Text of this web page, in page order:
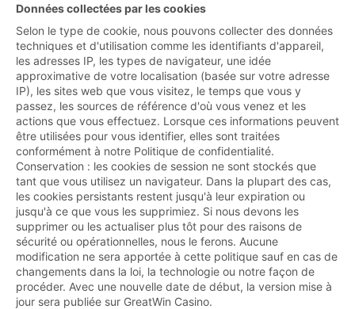
Données collectées par les cookies
Selon le type de cookie, nous pouvons collecter des données
techniques et d'utilisation comme les identifiants d'appareil,
les adresses IP, les types de navigateur, une idée
approximative de votre localisation (basée sur votre adresse
IP), les sites web que vous visitez, le temps que vous y
passez, les sources de référence d'où vous venez et les
actions que vous effectuez. Lorsque ces informations peuvent
être utilisées pour vous identifier, elles sont traitées
conformément à notre Politique de confidentialité.
Conservation : les cookies de session ne sont stockés que
tant que vous utilisez un navigateur. Dans la plupart des cas,
les cookies persistants restent jusqu'à leur expiration ou
jusqu'à ce que vous les supprimiez. Si nous devons les
supprimer ou les actualiser plus tôt pour des raisons de
sécurité ou opérationnelles, nous le ferons. Aucune
modification ne sera apportée à cette politique sauf en cas de
changements dans la loi, la technologie ou notre façon de
procéder. Avec une nouvelle date de début, la version mise à
jour sera publiée sur GreatWin Casino.